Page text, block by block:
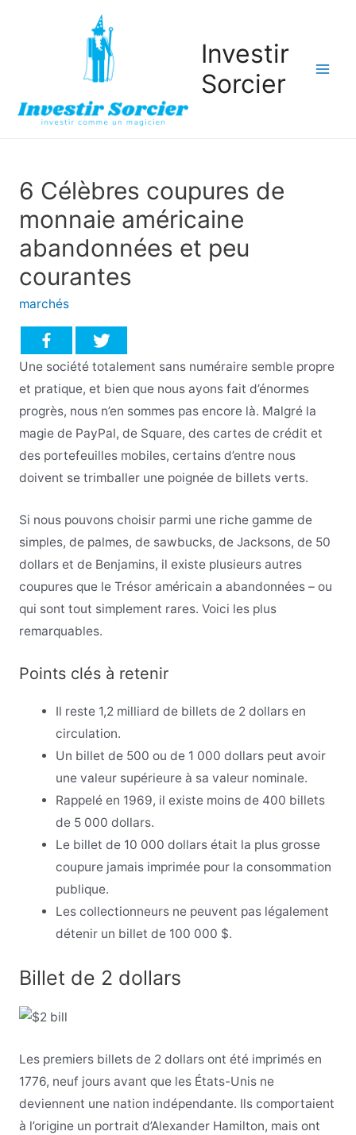
Investir
Sorcier
6 Célèbres coupures de
monnaie américaine
abandonnées et peu
courantes
marchés
Une société totalement sans numéraire semble propre
et pratique, et bien que nous ayons fait d’énormes
progrès, nous n’en sommes pas encore là. Malgré la
magie de PayPal, de Square, des cartes de crédit et
des portefeuilles mobiles, certains d’entre nous
doivent se trimballer une poignée de billets verts.
Si nous pouvons choisir parmi une riche gamme de
simples, de palmes, de sawbucks, de Jacksons, de 50
dollars et de Benjamins, il existe plusieurs autres
coupures que le Trésor américain a abandonnées – ou
qui sont tout simplement rares. Voici les plus
remarquables.
Points clés à retenir
Il reste 1,2 milliard de billets de 2 dollars en
circulation.
Un billet de 500 ou de 1 000 dollars peut avoir
une valeur supérieure à sa valeur nominale.
Rappelé en 1969, il existe moins de 400 billets
de 5 000 dollars.
Le billet de 10 000 dollars était la plus grosse
coupure jamais imprimée pour la consommation
publique.
Les collectionneurs ne peuvent pas légalement
détenir un billet de 100 000 $.
Billet de 2 dollars
Les premiers billets de 2 dollars ont été imprimés en
1776, neuf jours avant que les États-Unis ne
deviennent une nation indépendante. Ils comportaient
à l’origine un portrait d’Alexander Hamilton, mais ont